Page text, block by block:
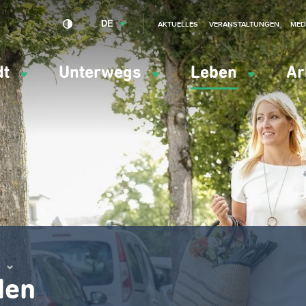
Unterwegs Leben
DE AKTUELLES VERANSTALTUNGEN